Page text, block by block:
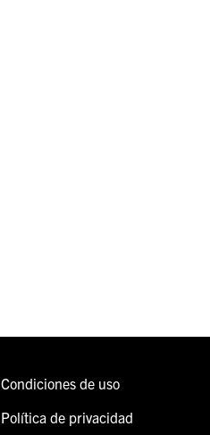
Condiciones de uso
Política de privacidad